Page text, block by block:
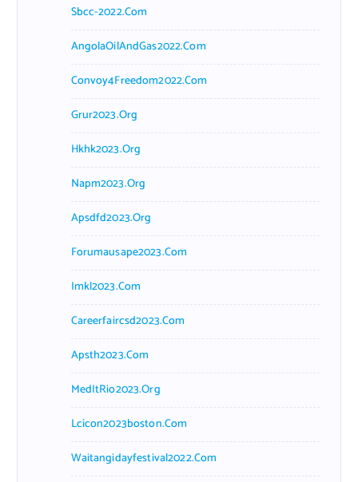
Sbcc-2022.com
AngolaOilAndGas2022.com
Convoy4Freedom2022.com
Grur2023.org
Hkhk2023.org
Napm2023.org
Apsdfd2023.org
Forumausape2023.com
Imkl2023.com
Careerfaircsd2023.com
Apsth2023.com
MedItRio2023.org
Lcicon2023boston.com
Waitangidayfestival2022.com